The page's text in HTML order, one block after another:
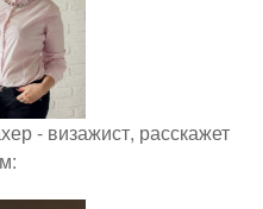
- визажист, расскажет